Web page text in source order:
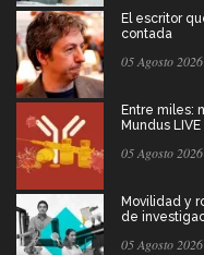
El escritor
contada
05 Agosto 2026
Entre miles:
Mundus LIVE
05 Agosto 2026
Movilidad y
de
05 Agosto 2026